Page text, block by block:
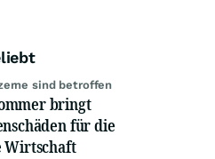
sind betroffen
bringt
für die
Wirtschaft